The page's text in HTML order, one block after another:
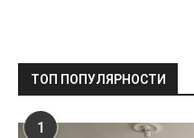
ТОП ПОПУЛЯРНОСТИ
1